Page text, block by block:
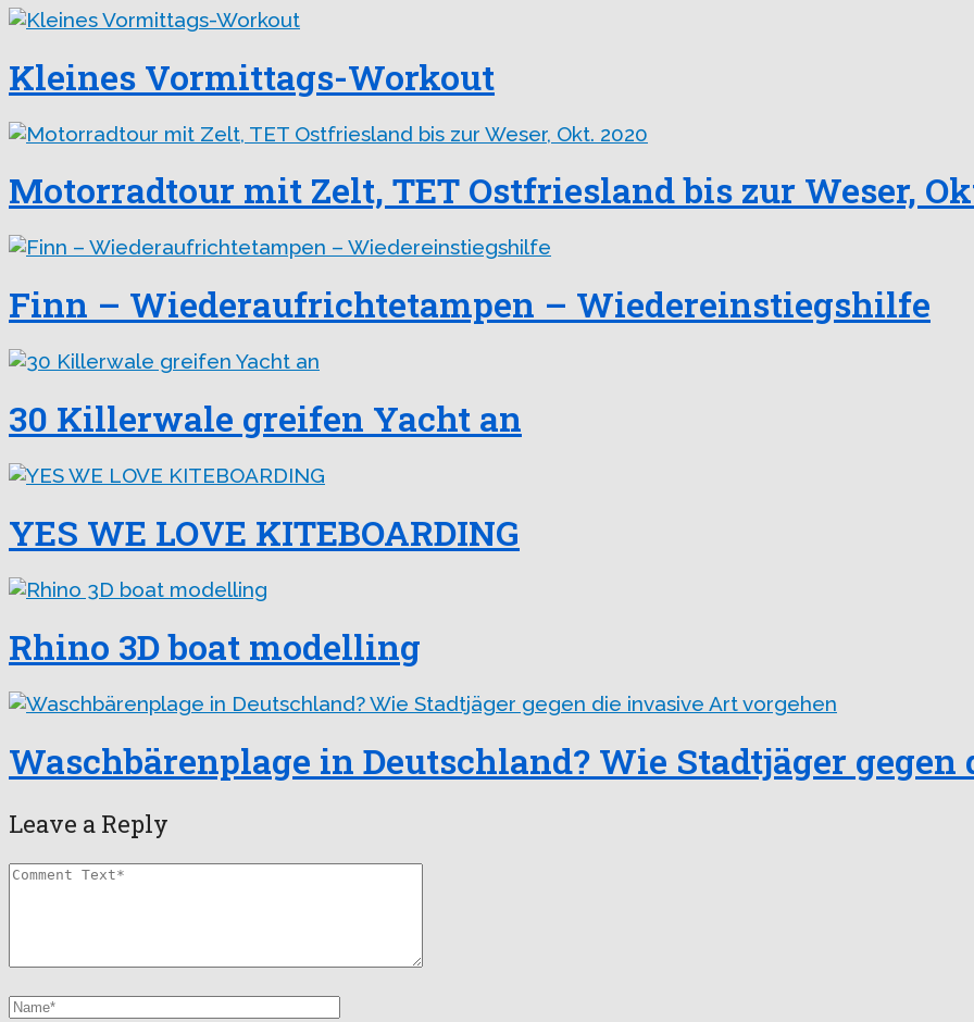
Kleines Vormittags-Workout
Motorradtour mit Zelt, TET Ostfriesland bis zur Weser,
Finn – Wiederaufrichtetampen – Wiedereinstiegshilfe
30 Killerwale greifen Yacht an
YES WE LOVE KITEBOARDING
Rhino 3D boat modelling
Waschbärenplage in Deutschland? Wie Stadtjäger
Leave a Reply